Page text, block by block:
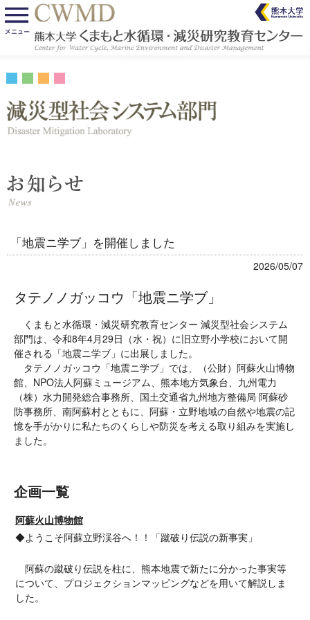
「地震ニ学ブ」を開催しました
2026/05/07
タテノノガッコウ「地震ニ学ブ」
くまもと水循環・減災研究教育センター 減災型社会システム
部門は、令和8年4月29日（水・祝）に旧立野小学校において開
催される「地震ニ学ブ」に出展しました。
タテノノガッコウ「地震ニ学ブ」では、（公財）阿蘇火山博物
館、NPO法人阿蘇ミュージアム、熊本地方気象台、九州電力
（株）水力開発総合事務所、国土交通省九州地方整備局 阿蘇砂
防事務所、南阿蘇村とともに、阿蘇・立野地域の自然や地震の記
憶を手がかりに私たちのくらしや防災を考える取り組みを実施し
ました。
企画一覧
阿蘇火山博物館
◆ようこそ阿蘇立野渓谷へ！！「蹴破り伝説の新事実」
阿蘇の蹴破り伝説を柱に、熊本地震で新たに分かった事実等
について、プロジェクションマッピングなどを用いて解説しま
した。